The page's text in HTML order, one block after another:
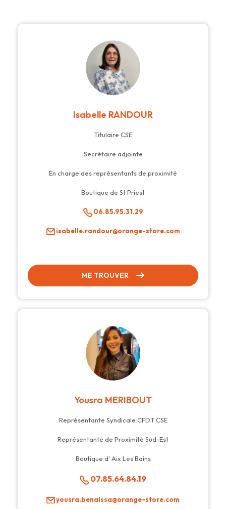
Isabelle RANDOUR
Titulaire CSE
Secrétaire adjointe
En charge des représentants de proximité
Boutique de St Priest
06.85.95.31.29
isabelle.randour@orange-store.com
ME TROUVER
Yousra MERIBOUT
Représentante Syndicale CFDT CSE
Représentante de Proximité Sud-Est
Boutique d' Aix Les Bains
07.85.64.84.19
yousra.benaissa@orange-store.com